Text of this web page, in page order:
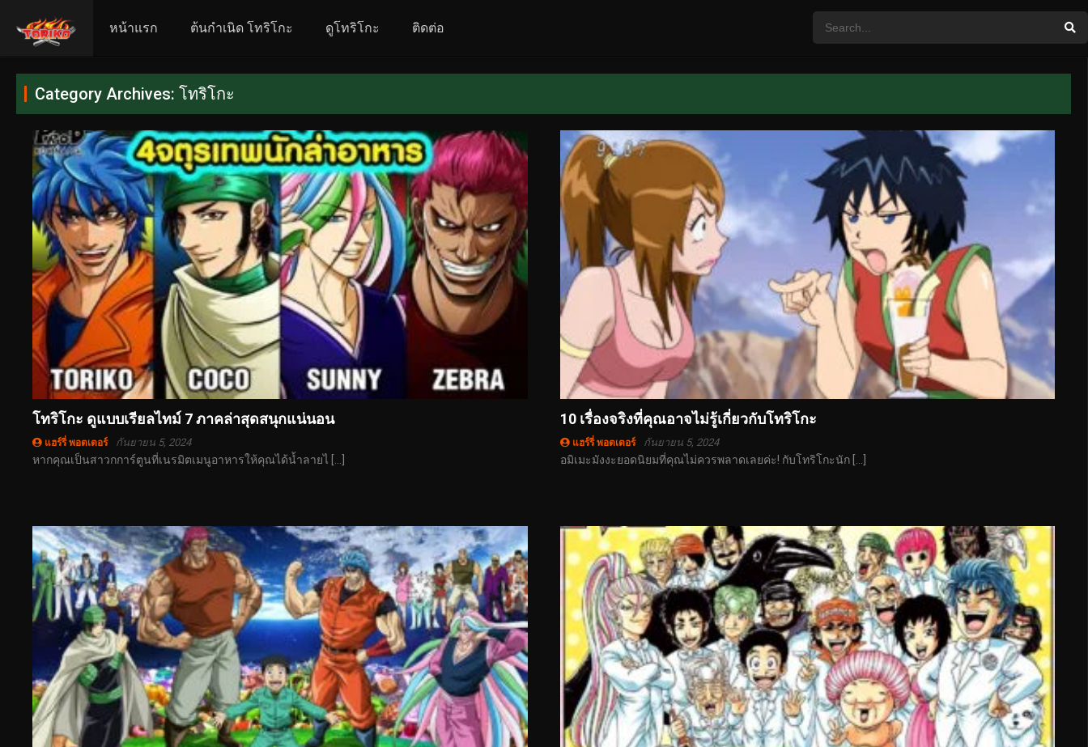
หน้าแรก ต้นกำเนิด โทริโกะ ดูโทริโกะ ติดต่อ
Category Archives: โทริโกะ
โทริโกะ ดูแบบเรียลไทม์ 7 ภาคล่าสุดสนุกแน่นอน
แฮร์รี่ พอตเตอร์ กันยายน 5, 2024
หากคุณเป็นสาวกการ์ตูนที่เนรมิตเมนูอาหารให้คุณได้น้ำลายไ […]
10 เรื่องจริงที่คุณอาจไม่รู้เกี่ยวกับโทริโกะ
แฮร์รี่ พอตเตอร์ กันยายน 5, 2024
อมิเมะมังงะยอดนิยมที่คุณไม่ควรพลาดเลยค่ะ! กับโทริโกะนัก […]